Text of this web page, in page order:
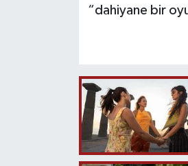
“dahiyane bir